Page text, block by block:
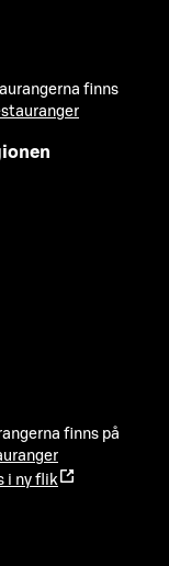
finns
finns på
i ny flik